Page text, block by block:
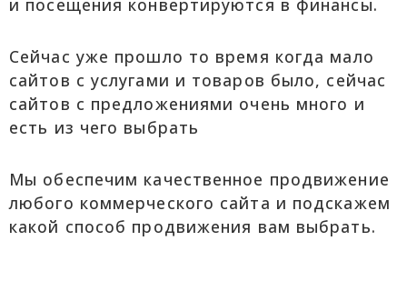
и посещения конвертируются в финансы.
Сейчас уже прошло то время когда мало
сайтов с услугами и товаров было, сейчас
сайтов с предложениями очень много и
есть из чего выбрать
Мы обеспечим качественное продвижение
любого коммерческого сайта и подскажем
какой способ продвижения вам выбрать.